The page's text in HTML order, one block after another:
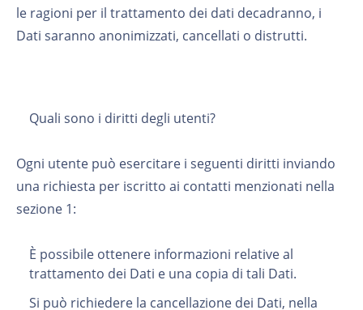
le ragioni per il trattamento dei dati decadranno, i
Dati saranno anonimizzati, cancellati o distrutti.
Quali sono i diritti degli utenti?
Ogni utente può esercitare i seguenti diritti inviando
una richiesta per iscritto ai contatti menzionati nella
sezione 1:
È possibile ottenere informazioni relative al
trattamento dei Dati e una copia di tali Dati.
Si può richiedere la cancellazione dei Dati, nella